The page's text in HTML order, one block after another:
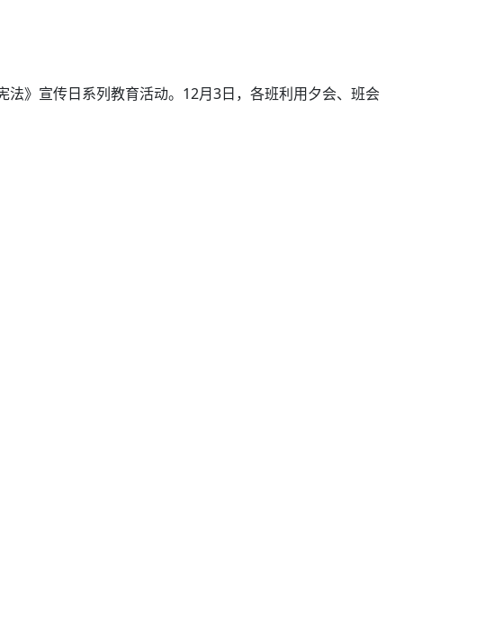
》宣传日系列教育活动。12月3日，各班利用夕会、班会